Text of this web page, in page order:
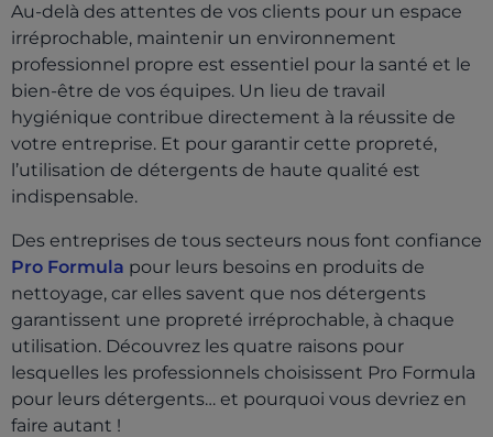
Au-delà des attentes de vos clients pour un espace
irréprochable, maintenir un environnement
professionnel propre est essentiel pour la santé et le
bien-être de vos équipes. Un lieu de travail
hygiénique contribue directement à la réussite de
votre entreprise. Et pour garantir cette propreté,
l’utilisation de détergents de haute qualité est
indispensable.
Des entreprises de tous secteurs nous font confiance
Pro Formula pour leurs besoins en produits de
nettoyage, car elles savent que nos détergents
garantissent une propreté irréprochable, à chaque
utilisation. Découvrez les quatre raisons pour
lesquelles les professionnels choisissent Pro Formula
pour leurs détergents… et pourquoi vous devriez en
faire autant !